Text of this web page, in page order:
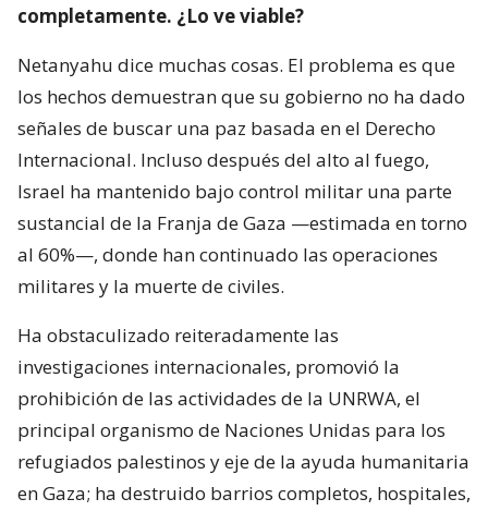
completamente. ¿Lo ve viable?
Netanyahu dice muchas cosas. El problema es que
los hechos demuestran que su gobierno no ha dado
señales de buscar una paz basada en el Derecho
Internacional. Incluso después del alto al fuego,
Israel ha mantenido bajo control militar una parte
sustancial de la Franja de Gaza —estimada en torno
al 60%—, donde han continuado las operaciones
militares y la muerte de civiles.
Ha obstaculizado reiteradamente las
investigaciones internacionales, promovió la
prohibición de las actividades de la UNRWA, el
principal organismo de Naciones Unidas para los
refugiados palestinos y eje de la ayuda humanitaria
en Gaza; ha destruido barrios completos, hospitales,